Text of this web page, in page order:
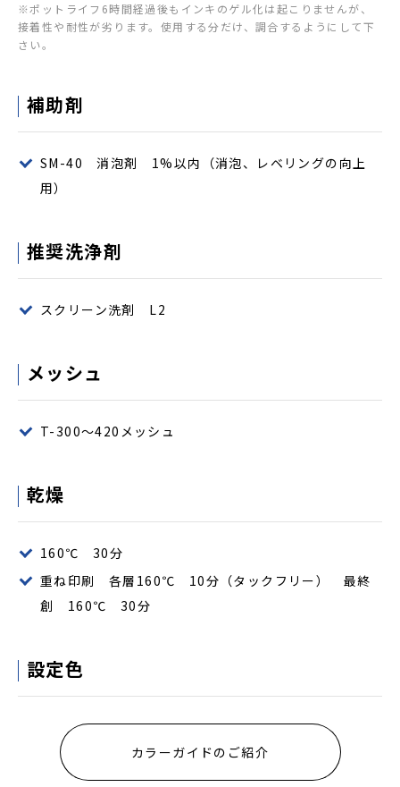
※ポットライフ6時間経過後もインキのゲル化は起こりませんが、
接着性や耐性が劣ります。使用する分だけ、調合するようにして下
さい。
補助剤
SM-40 消泡剤 1%以内（消泡、レベリングの向上
用）
推奨洗浄剤
スクリーン洗剤 L2
メッシュ
T-300～420メッシュ
乾燥
160℃ 30分
重ね印刷 各層160℃ 10分（タックフリー） 最終
創 160℃ 30分
設定色
カラーガイドのご紹介